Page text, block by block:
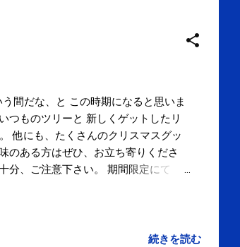
間だな、と この時期になると思いま
つものツリーと 新しくゲットしたリ
他にも、たくさんのクリスマスグッ
のある方はぜひ、お立ち寄りくださ
分、ご注意下さい。 期間限定にて
続きを読む